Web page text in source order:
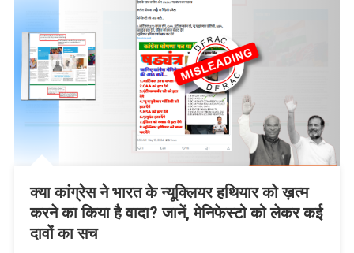
क्या कांग्रेस ने भारत के न्यूक्लियर हथियार को ख़त्म
करने का किया है वादा? जानें, मेनिफेस्टो को लेकर कई
दावों का सच